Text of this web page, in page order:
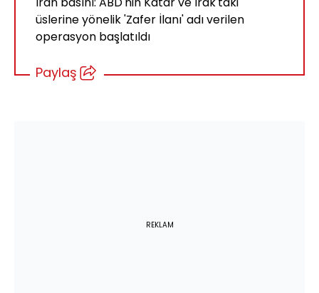
üslerine yönelik 'Zafer İlanı' adı verilen
operasyon başlatıldı
Paylaş
REKLAM